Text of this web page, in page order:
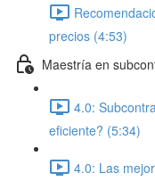
precios (4:53)
Maestría en
4.0:
eficiente? (5:34)
4.0: Las